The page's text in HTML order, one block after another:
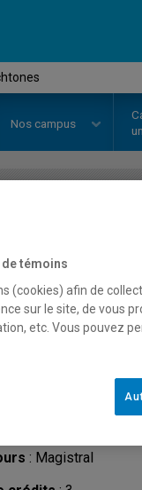
Nos campus
: Magistral
témoins
(cookies) afin de
sur le site, de vous
etc. Vous pouvez